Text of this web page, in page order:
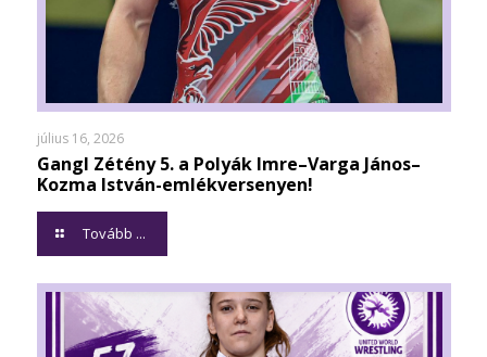
július 16, 2026
Gangl Zétény 5. a Polyák Imre–Varga János–
Kozma István-emlékversenyen!
Tovább ...